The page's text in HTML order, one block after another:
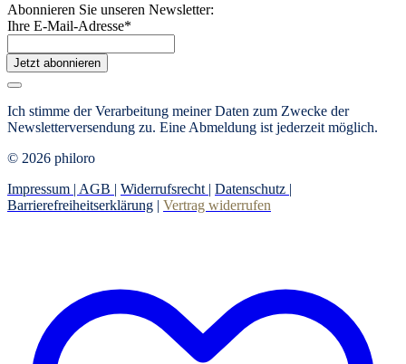
Abonnieren Sie unseren Newsletter:
Ihre E-Mail-Adresse*
Jetzt abonnieren
Ich stimme der Verarbeitung meiner Daten zum Zwecke der
Newsletterversendung zu. Eine Abmeldung ist jederzeit möglich.
© 2026 philoro
Impressum | AGB | Widerrufsrecht | Datenschutz |
Barrierefreiheitserklärung | Vertrag widerrufen